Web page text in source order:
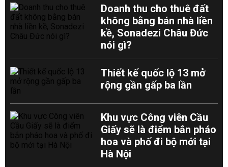
Doanh thu cho thuê đất
không bằng bán nhà liền
kề, Sonadezi Châu Đức
nói gì?
Thiết kế quốc lộ 13 mở
rộng gần gấp ba lần
Khu vực Công viên Cầu
Giấy sẽ là điểm bắn pháo
hoa và phố đi bộ mới tại
Hà Nội